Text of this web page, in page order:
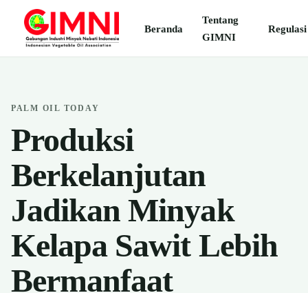
Beranda
Tentang
GIMNI
Regulasi
PALM OIL TODAY
Produksi
Berkelanjutan
Jadikan Minyak
Kelapa Sawit Lebih
Bermanfaat